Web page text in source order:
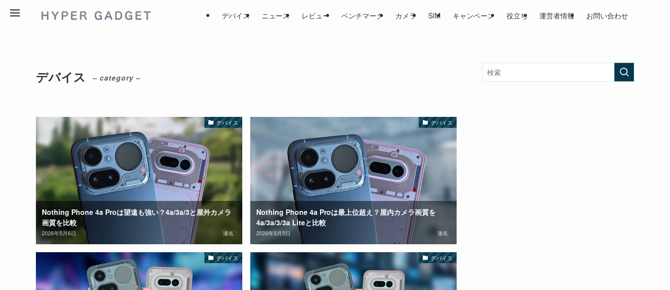
デバイス ニュース レビュー ベンチマーク カメラ SIM キャンペーン 役立ち 運営者情報 お問い合わせ
デバイス – category –
デバイス
Nothing Phone 4a Proは望遠も強い？4a/3a/3と屋外カメラ
画質を比較
2026年5月6日 瀬名
デバイス
Nothing Phone 4a Proは最上位超え？屋内カメラ画質を
4a/3a/3/3a Liteと比較
2026年5月5日 瀬名
デバイス デバイス